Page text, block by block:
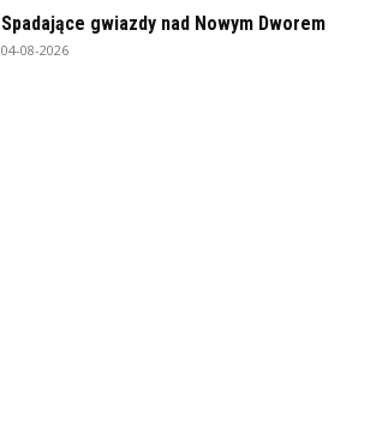
Spadające gwiazdy nad Nowym Dworem
04-08-2026